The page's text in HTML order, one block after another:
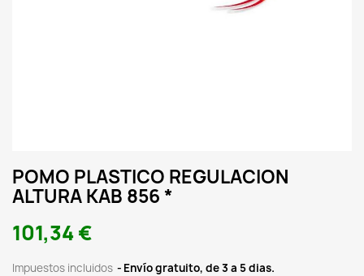
POMO PLASTICO REGULACION
ALTURA KAB 856 *
101,34 €
Impuestos incluidos Envío gratuito, de 3 a 5 dias.